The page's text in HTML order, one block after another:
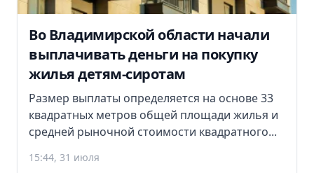
Во Владимирской области начали
выплачивать деньги на покупку
жилья детям-сиротам
Размер выплаты определяется на основе 33
квадратных метров общей площади жилья и
средней рыночной стоимости квадратного...
15:44, 31 июля